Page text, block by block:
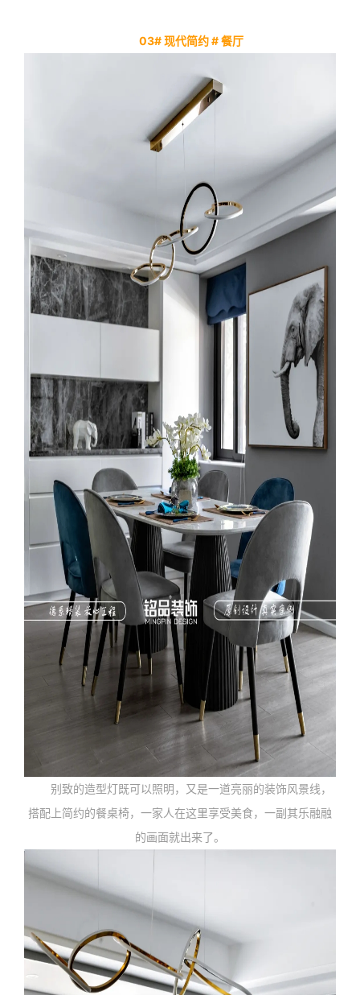
03# 现代简约 # 餐厅
别致的造型灯既可以照明，又是一道亮丽的装饰风景线，
搭配上简约的餐桌椅，一家人在这里享受美食，一副其乐融融
的画面就出来了。